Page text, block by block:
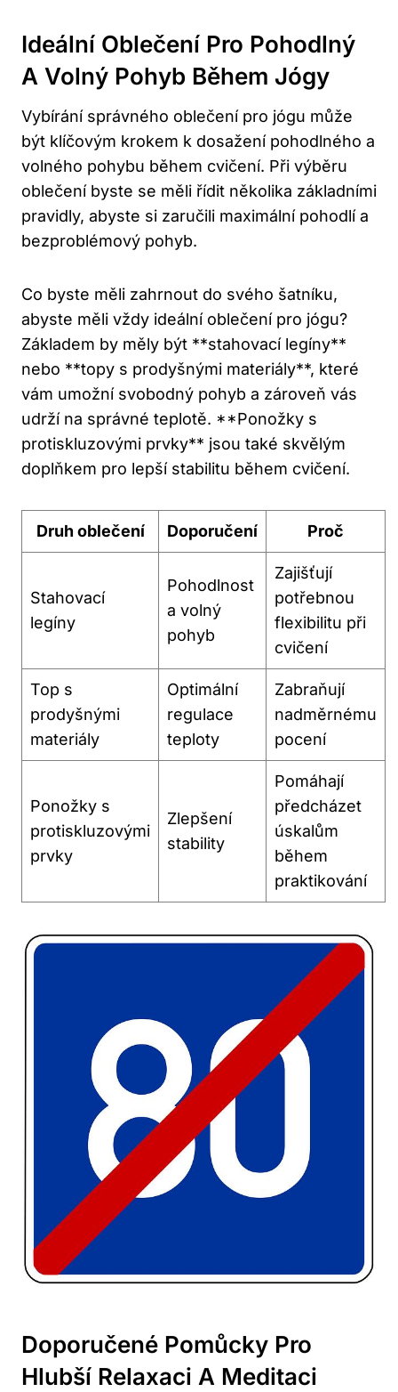
Ideální Oblečení Pro Pohodlný
A Volný Pohyb Během Jógy
Vybírání správného oblečení pro jógu může
být klíčovým krokem k dosažení pohodlného a
volného pohybu během cvičení. Při výběru
oblečení byste se měli řídit několika základními
pravidly, abyste si zaručili maximální pohodlí a
bezproblémový pohyb.
Co byste měli zahrnout do svého šatníku,
abyste měli vždy ideální oblečení pro jógu?
Základem by měly být **stahovací legíny**
nebo **topy s prodyšnými materiály**, které
vám umožní svobodný pohyb a zároveň vás
udrží na správné teplotě. **Ponožky s
protiskluzovými prvky** jsou také skvělým
doplňkem pro lepší stabilitu během cvičení.
Druh oblečení Doporučení Proč
Stahovací
legíny
Pohodlnost
a volný
pohyb
Zajišťují
potřebnou
flexibilitu při
cvičení
Top s
prodyšnými
materiály
Optimální
regulace
teploty
Zabraňují
nadměrnému
pocení
Ponožky s
protiskluzovými
prvky
Zlepšení
stability
Pomáhají
předcházet
úskalům
během
praktikování
Doporučené Pomůcky Pro
Hlubší Relaxaci A Meditaci